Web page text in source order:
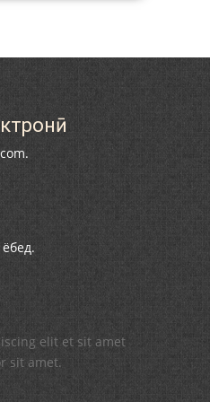
ТАРЧУМАИ
BIOGRAFIYA
РӮДАКӢ
elit et sit amet
sit amet.